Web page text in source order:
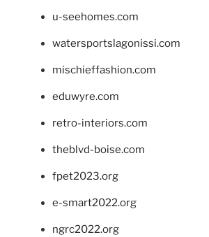
u-seehomes.com
watersportslagonissi.com
mischieffashion.com
eduwyre.com
retro-interiors.com
theblvd-boise.com
fpet2023.org
e-smart2022.org
ngrc2022.org